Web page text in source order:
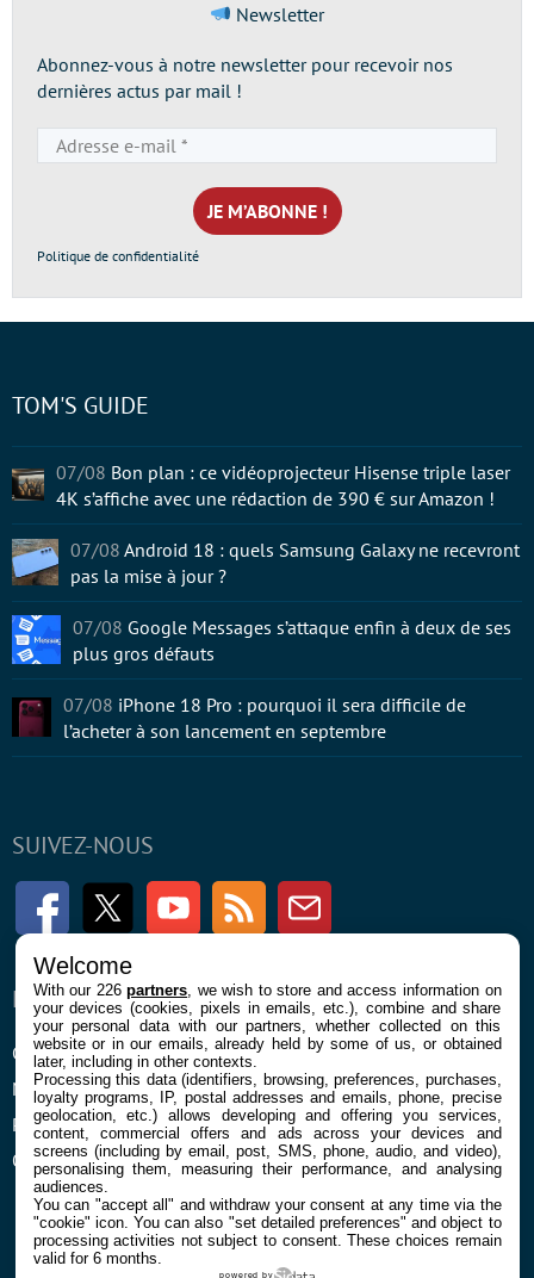
Newsletter
Abonnez-vous à notre newsletter pour recevoir nos
dernières actus par mail !
e-
mail
*
Politique de confidentialité
SUIVEZ-NOUS
FacebookTwitter Youtube RSS Newsletter
ENTREPRISE
Confidentialité et Cookies
Mentions légales et CGU
Préférences Cookies
Qui sommes nous
À PROPOS
Contact
TOM'S GUIDE
07/08 Bon plan : ce vidéoprojecteur Hisense triple laser
4K s’affiche avec une rédaction de 390 € sur Amazon !
07/08 Android 18 : quels Samsung Galaxy ne recevront
pas la mise à jour ?
07/08 Google Messages s’attaque enfin à deux de ses
plus gros défauts
07/08 iPhone 18 Pro : pourquoi il sera difficile de
l’acheter à son lancement en septembre
Welcome
With our 226partners , we wish to store and access information on
your devices (cookies, pixels in emails, etc.), combine and share
your personal data with our partners, whether collected on this
website or in our emails, already held by some of us, or obtained
later, including in other contexts.
Processing this data (identifiers, browsing, preferences, purchases,
loyalty programs, IP, postal addresses and emails, phone, precise
geolocation, etc.) allows developing and offering you services,
content, commercial offers and ads across your devices and
screens (including by email, post, SMS, phone, audio, and video),
personalising them, measuring their performance, and analysing
audiences.
You can "accept all" and withdraw your consent at any time via the
"cookie" icon. You can also "set detailed preferences" and object to
processing activities not subject to consent. These choices remain
valid for 6 months.
powered by